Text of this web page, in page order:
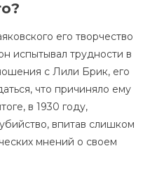
его творчество
испытывал трудности в
с Лили Брик, его
что причиняло ему
в 1930 году,
впитав слишком
мнений о своем